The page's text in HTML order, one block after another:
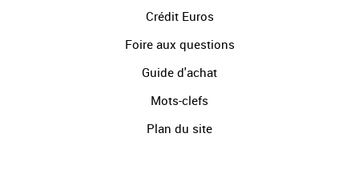
Crédit Euros
Foire aux questions
Guide d'achat
Mots-clefs
Plan du site